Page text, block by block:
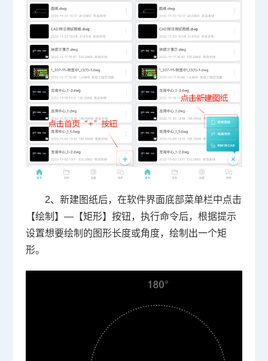
2、新建图纸后，在软件界面底部菜单栏中点击
【绘制】—【矩形】按钮，执行命令后，根据提示
设置想要绘制的图形长度或角度，绘制出一个矩
形。